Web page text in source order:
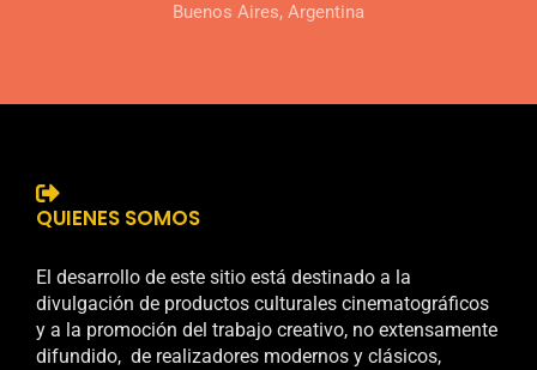
Buenos Aires, Argentina
QUIENES SOMOS
El desarrollo de este sitio está destinado a la
divulgación de productos culturales cinematográficos
y a la promoción del trabajo creativo, no extensamente
difundido, de realizadores modernos y clásicos,